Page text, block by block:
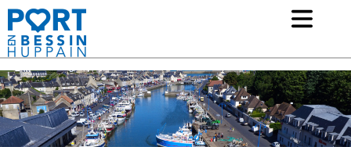
Mairie de Port-en-Bessin Huppain